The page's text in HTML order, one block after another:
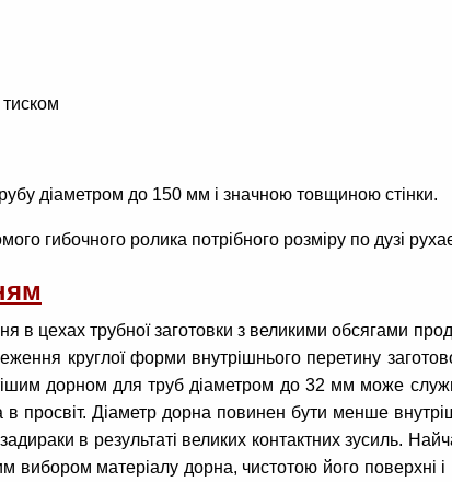
тиском
діаметром до 150 мм і значною товщиною стінки.
гибочного ролика потрібного розміру по дузі
в цехах трубної заготовки з великими обсягами
круглої форми внутрішнього перетину
дорном для труб діаметром до 32 мм може
просвіт. Діаметр дорна повинен бути менше
в результаті великих контактних зусиль.
вибором матеріалу дорна, чистотою його